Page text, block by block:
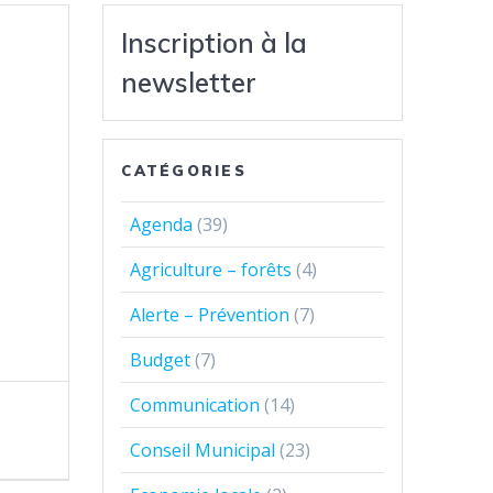
Inscription à la
newsletter
CATÉGORIES
Agenda (39)
Agriculture – forêts (4)
Alerte – Prévention (7)
Budget(7)
Communication (14)
Conseil Municipal (23)